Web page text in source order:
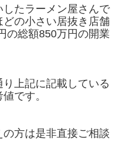
たラーメン屋さんで
の小さい居抜き店舗
の総額850万円の開業
上記に記載している
です。
方は是非直接ご相談